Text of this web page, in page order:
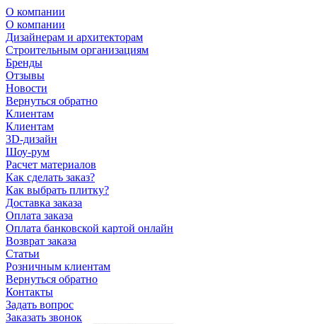
О компании
О компании
Дизайнерам и архитекторам
Строительным организациям
Бренды
Отзывы
Новости
Вернуться обратно
Клиентам
Клиентам
3D-дизайн
Шоу-рум
Расчет материалов
Как сделать заказ?
Как выбрать плитку?
Доставка заказа
Оплата заказа
Оплата банковской картой онлайн
Возврат заказа
Статьи
Розничным клиентам
Вернуться обратно
Контакты
Задать вопрос
Заказать звонок